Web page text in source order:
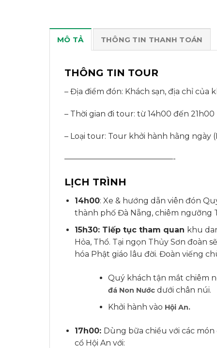
MÔ TẢ THÔNG TIN THANH TOÁN
THÔNG TIN TOUR
– Địa điểm đón: Khách sạn, địa chỉ
– Thời gian đi tour: từ 14h00 đến 21h00
– Loại tour: Tour khởi hành hằng ngày
——————————————-
LỊCH TRÌNH
14h00: Xe & hướng dẫn viên đón
thành phố Đà Nẵng, chiêm ngưỡng
15h30: Tiếp tục tham quan khu
Hỏa, Thổ. Tại ngọn Thủy Sơn đoàn
hóa Phật giáo lâu đời. Đoàn viếng
Quý khách tận mắt chiêm
đá Non Nước dưới chân núi.
Khởi hành vào Hội An.
17h00: Dùng bữa chiều với các
cổ Hội An với: